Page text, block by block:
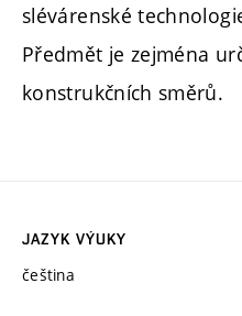
slévárenské
Předmět je zejména
konstrukčních směrů.
JAZYK VÝUKY
čeština